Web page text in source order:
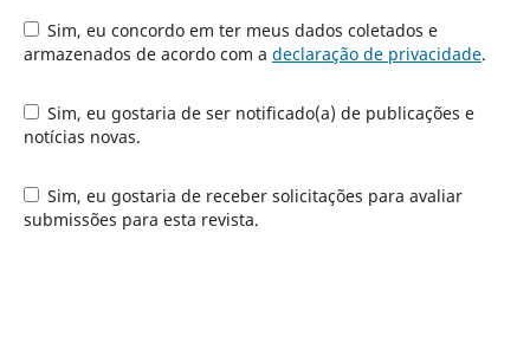
Sim, eu concordo em ter meus dados coletados e
armazenados de acordo com a declaração de privacidade.
Sim, eu gostaria de ser notificado(a) de publicações e
notícias novas.
Sim, eu gostaria de receber solicitações para avaliar
submissões para esta revista.